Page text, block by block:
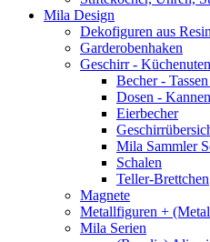
Mila Design
Dekofiguren aus Resin
Garderobenhaken
Geschirr -
Becher -
Dosen -
Eierbecher
Mila Sammler
Schalen
Teller-Brettchen
Magnete
Metallfiguren +
Mila Serien